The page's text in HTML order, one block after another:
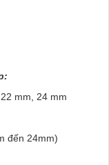
mm, 24 mm
đến 24mm)